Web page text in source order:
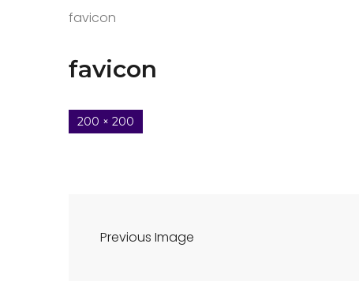
favicon
favicon
200 × 200
Previous Image